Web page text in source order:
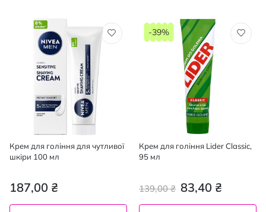
Крем для гоління для чутливої
шкіри 100 мл
187,00 ₴
Крем для гоління Lider Classic,
95 мл
83,40 ₴
139,00 ₴
-39%